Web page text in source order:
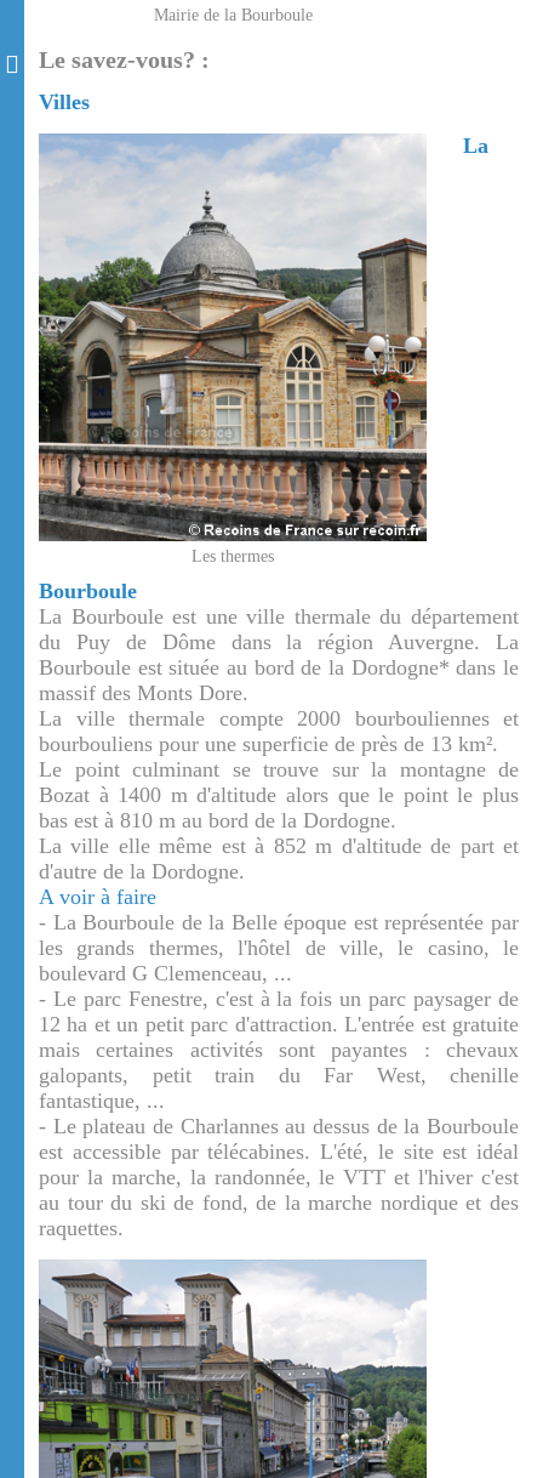
Mairie de la Bourboule
Le savez-vous? :
Villes
Les thermes
La
Bourboule
La Bourboule est une ville thermale du département
du Puy de Dôme dans la région Auvergne. La
Bourboule est située au bord de la Dordogne* dans le
massif des Monts Dore.
La ville thermale compte 2000 bourbouliennes et
bourbouliens pour une superficie de près de 13 km².
Le point culminant se trouve sur la montagne de
Bozat à 1400 m d'altitude alors que le point le plus
bas est à 810 m au bord de la Dordogne.
La ville elle même est à 852 m d'altitude de part et
d'autre de la Dordogne.
A voir à faire
- La Bourboule de la Belle époque est représentée par
les grands thermes, l'hôtel de ville, le casino, le
boulevard G Clemenceau, ...
- Le parc Fenestre, c'est à la fois un parc paysager de
12 ha et un petit parc d'attraction. L'entrée est gratuite
mais certaines activités sont payantes : chevaux
galopants, petit train du Far West, chenille
fantastique, ...
- Le plateau de Charlannes au dessus de la Bourboule
est accessible par télécabines. L'été, le site est idéal
pour la marche, la randonnée, le VTT et l'hiver c'est
au tour du ski de fond, de la marche nordique et des
raquettes.